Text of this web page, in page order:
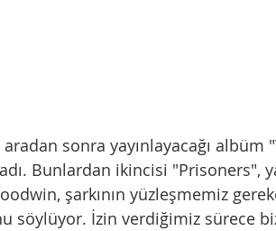
aradan sonra yayınlayacağı
Bunlardan ikincisi "Prisoners",
şarkının yüzleşmemiz
söylüyor. İzin verdiğimiz sürece